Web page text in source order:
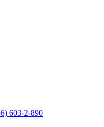
603-2-890